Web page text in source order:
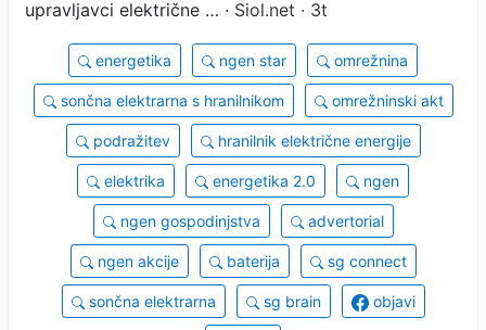
upravljavci električne … · Siol.net · 3t
energetika ngen star omrežnina
sončna elektrarna s hranilnikom omrežninski akt
podražitev hranilnik električne energije
elektrika energetika 2.0 ngen
ngen gospodinjstva advertorial
ngen akcije baterija sg connect
sončna elektrarna sg brain objavi